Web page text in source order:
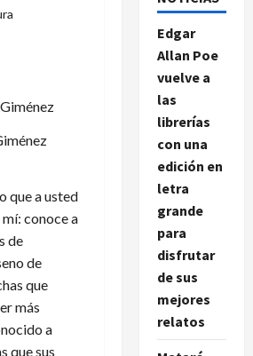
que a usted
conoce a
de
de
que
más
a
que sus
Edgar
Allan Poe
vuelve a
las
librerías
con una
edición en
letra
grande
para
disfrutar
de sus
mejores
relatos